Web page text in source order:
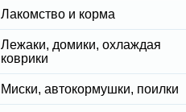
Лакомство и корма
Лежаки, домики, охлаждая
коврики
Миски, автокормушки, поилки